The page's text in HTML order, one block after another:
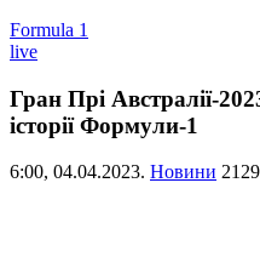
Formula 1
live
Гран Прі Австралії-
історії Формули-1
6:00, 04.04.2023. Новини 2129